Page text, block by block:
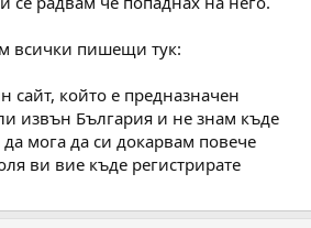
всички пишещи тук:
сайт, който е предназначен
извън България и не знам къде
да мога да си докарвам повече
ви вие къде регистрирате